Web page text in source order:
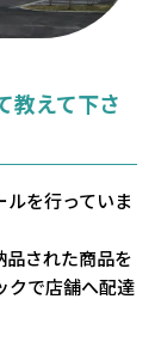
教えて下さ
を行っていま
された商品を
クで店舗へ配達